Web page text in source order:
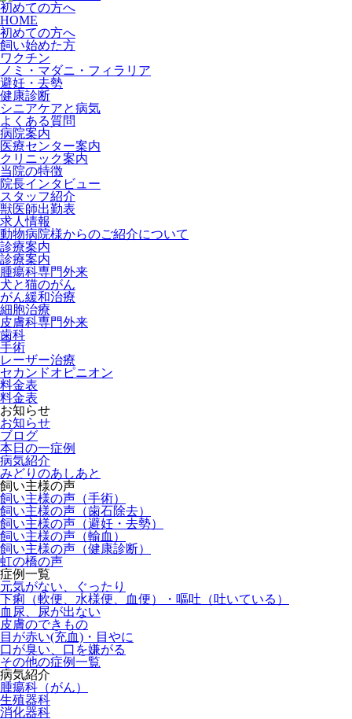
初めての方へ
HOME
初めての方へ
飼い始めた方
ワクチン
ノミ・マダニ・フィラリア
避妊・去勢
健康診断
シニアケアと病気
よくある質問
病院案内
医療センター案内
クリニック案内
当院の特徴
院長インタビュー
スタッフ紹介
獣医師出勤表
求人情報
動物病院様からのご紹介について
診療案内
診療案内
腫瘍科専門外来
犬と猫のがん
がん緩和治療
細胞治療
皮膚科専門外来
歯科
手術
レーザー治療
セカンドオピニオン
料金表
料金表
お知らせ
お知らせ
ブログ
本日の一症例
病気紹介
みどりのあしあと
飼い主様の声
飼い主様の声（手術）
飼い主様の声（歯石除去）
飼い主様の声（避妊・去勢）
飼い主様の声（輸血）
飼い主様の声（健康診断）
虹の橋の声
症例一覧
元気がない、ぐったり
下痢（軟便、水様便、血便）・嘔吐（吐いている）
血尿、尿が出ない
皮膚のできもの
目が赤い(充血)・目やに
口が臭い、口を嫌がる
その他の症例一覧
病気紹介
腫瘍科（がん）
生殖器科
消化器科